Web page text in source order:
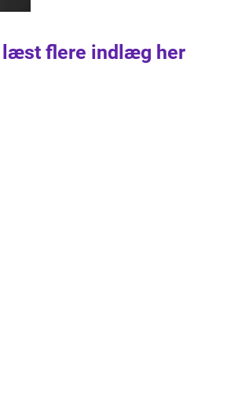
læst flere indlæg her